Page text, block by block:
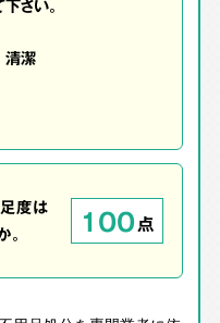
さい。
清潔
度は
100点